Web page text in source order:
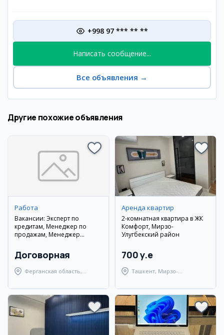
+998 97 *** ** **
Написать сообщение...
Все объявления →
Другие похожие объявления
Работа
Вакансии: Эксперт по
кредитам, Менеджер по
продажам, Менеджер
Договорная
Ферганская область,
Аренда квартир
2-комнатная квартира в ЖК
Комфорт, Мирзо-
Улугбекский район
700 y.e
Ташкент, Мирзо-